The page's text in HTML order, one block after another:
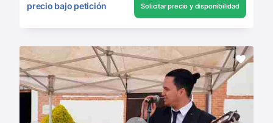
precio bajo petición Solicitar precio y disponibilidad